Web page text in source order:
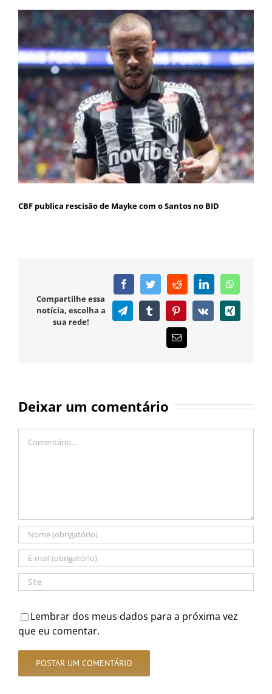
CBF publica rescisão de Mayke com o Santos no BID
Compartilhe essa
notícia, escolha a
sua rede!
FacebookTwitterRedditLinkedIn
TelegramTumblr PinterestVk Xing
E-
mail
Deixar um comentário
Lembrar dos meus dados para a próxima vez
que eu comentar.